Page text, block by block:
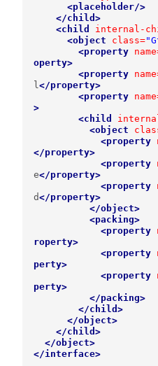
<placeholder/>
</child>
<child
internal-
<object
class=
<property
operty>
<property
l </property>
<property
>
<child
<object
<property
</property>
<property
e</property>
<property
d</property>
</object>
<packing>
<property
roperty>
<property
perty>
<property
perty>
</packing>
</child>
</object>
</child>
</object>
</interface>